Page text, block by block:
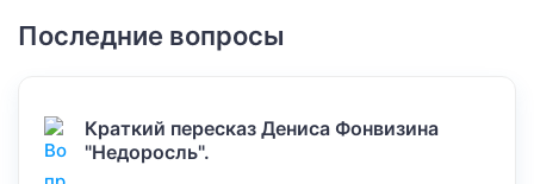
Последние вопросы
Краткий пересказ Дениса Фонвизина
"Недоросль".